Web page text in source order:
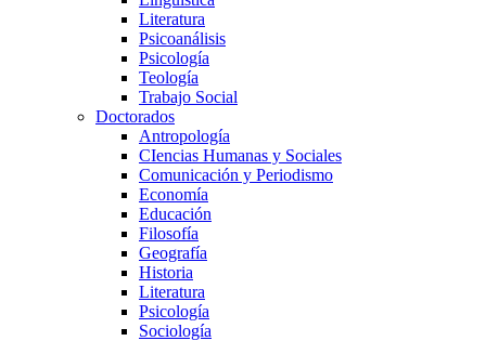
Literatura
Psicoanálisis
Psicología
Teología
Trabajo Social
Doctorados
Antropología
CIencias Humanas y Sociales
Comunicación y Periodismo
Economía
Educación
Filosofía
Geografía
Historia
Literatura
Psicología
Sociología